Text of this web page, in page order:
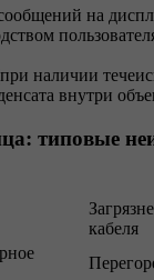
на
наличии
внутри
типовые
кабеля